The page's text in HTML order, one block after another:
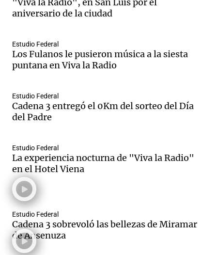
aniversario de la ciudad
Estudio Federal
Los Fulanos le pusieron música a la siesta
puntana en Viva la Radio
Estudio Federal
Cadena 3 entregó el 0Km del sorteo del Día
del Padre
Estudio Federal
La experiencia nocturna de "Viva la Radio"
en el Hotel Viena
Estudio Federal
Cadena 3 sobrevoló las bellezas de Miramar
de Ansenuza
Mundial 2026
Cadena 3